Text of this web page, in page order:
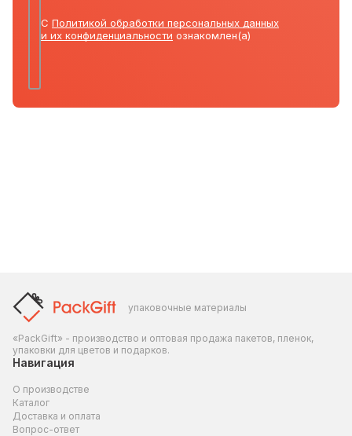
С Политикой обработки персональных данных
и их конфиденциальности ознакомлен(а)
упаковочные материалы
«PackGift» - производство и оптовая продажа пакетов, пленок,
упаковки для цветов и подарков.
Навигация
О производстве
Каталог
Доставка и оплата
Вопрос-ответ